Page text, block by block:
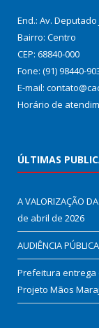
End.: Av.
Bairro: Centro
CEP: 68840-000
Fone: (91) 98440-
E-mail:
Horário de
ÚLTIMAS
A VALORIZAÇÃO
de abril de 2026
AUDIÊNCIA
Prefeitura entrega
Projeto Mãos